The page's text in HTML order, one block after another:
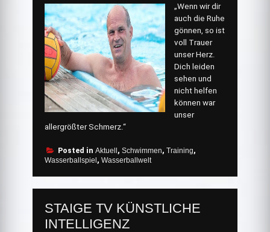
„Wenn wir dir
auch die Ruhe
gönnen, so ist
voll Trauer
unser Herz.
Dich leiden
sehen und
nicht helfen
können war
unser
allergrößter Schmerz.“
Posted in Aktuell , Schwimmen, Training,
Wasserballspiel , Wasserballwelt
STAIGE TV KÜNSTLICHE
INTELLIGENZ